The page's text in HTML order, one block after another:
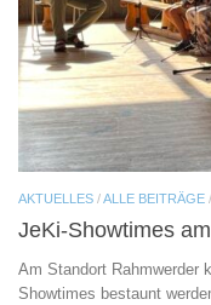
AKTUELLES /ALLE BEITRÄGE /
JeKi-Showtimes
Am Standort Rahmwerder
Showtimes bestaunt